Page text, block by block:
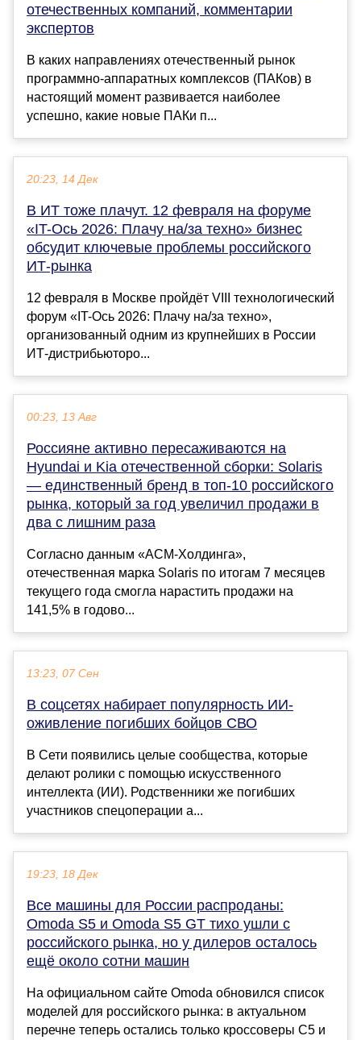
отечественных компаний, комментарии
экспертов
В каких направлениях отечественный рынок
программно-аппаратных комплексов (ПАКов) в
настоящий момент развивается наиболее
успешно, какие новые ПАКи п...
20:23, 14 Дек
В ИТ тоже плачут. 12 февраля на форуме
«IT-Ось 2026: Плачу на/за техно» бизнес
обсудит ключевые проблемы российского
ИТ-рынка
12 февраля в Москве пройдёт VIII технологический
форум «IT-Ось 2026: Плачу на/за техно»,
организованный одним из крупнейших в России
ИТ-дистрибьюторо...
00:23, 13 Авг
Россияне активно пересаживаются на
Hyundai и Kia отечественной сборки: Solaris
— единственный бренд в топ-10 российского
рынка, который за год увеличил продажи в
два с лишним раза
Согласно данным «АСМ-Холдинга»,
отечественная марка Solaris по итогам 7 месяцев
текущего года смогла нарастить продажи на
141,5% в годово...
13:23, 07 Сен
В соцсетях набирает популярность ИИ-
оживление погибших бойцов СВО
В Сети появились целые сообщества, которые
делают ролики с помощью искусственного
интеллекта (ИИ). Родственники же погибших
участников спецоперации а...
19:23, 18 Дек
Все машины для России распроданы:
Omoda S5 и Omoda S5 GT тихо ушли с
российского рынка, но у дилеров осталось
ещё около сотни машин
На официальном сайте Omoda обновился список
моделей для российского рынка: в актуальном
перечне теперь остались только кроссоверы C5 и